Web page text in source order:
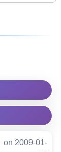
on 2009-01-